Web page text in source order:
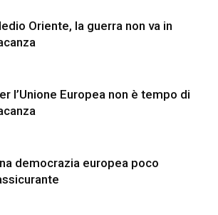
Oriente, la guerra non va in
l’Unione Europea non è tempo di
democrazia europea poco